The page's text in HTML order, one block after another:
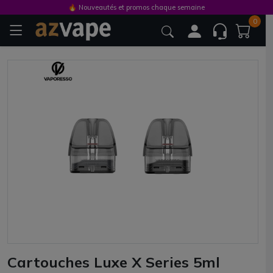
0
Cartouches Luxe X Series 5ml
🔥 Nouveautés et promos chaque semaine